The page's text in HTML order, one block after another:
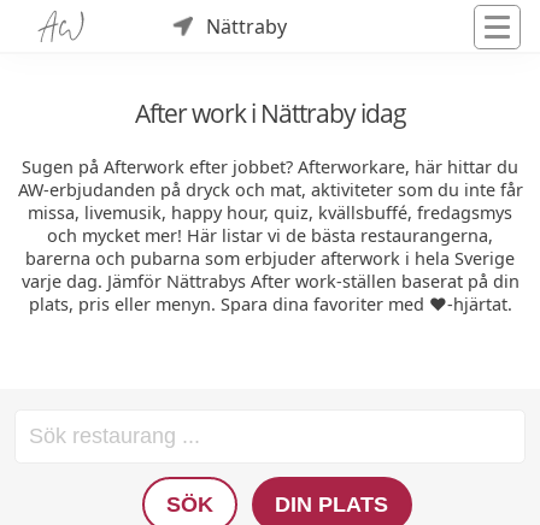
Nättraby
After work i Nättraby idag
Sugen på Afterwork efter jobbet? Afterworkare, här hittar du
AW-erbjudanden på dryck och mat, aktiviteter som du inte får
missa, livemusik, happy hour, quiz, kvällsbuffé, fredagsmys
och mycket mer! Här listar vi de bästa restaurangerna,
barerna och pubarna som erbjuder afterwork i hela Sverige
varje dag. Jämför Nättrabys After work-ställen baserat på din
plats, pris eller menyn. Spara dina favoriter med ❤️-hjärtat.
SÖK DIN PLATS